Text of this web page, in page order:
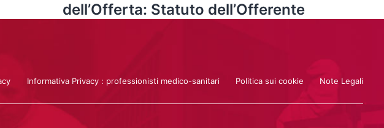
dell’Offerta: Statuto dell’Offerente
Informativa Privacy : professionisti medico-sanitari Politica sui cookie Note Legali